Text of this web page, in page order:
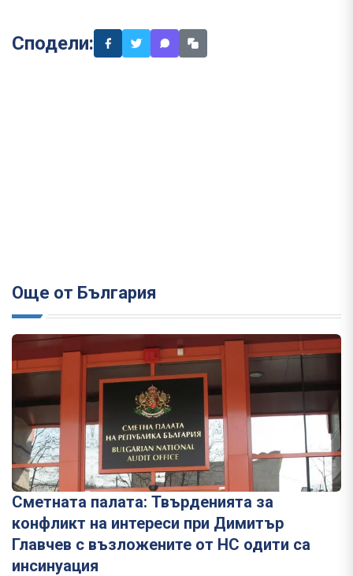
Сподели:
Още от България
Сметната палата: Твърденията за
конфликт на интереси при Димитър
Главчев с възложените от НС одити са
инсинуация